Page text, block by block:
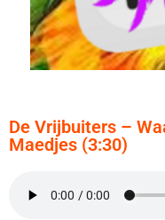
De Vrijbuiters –
Maedjes (3:30)